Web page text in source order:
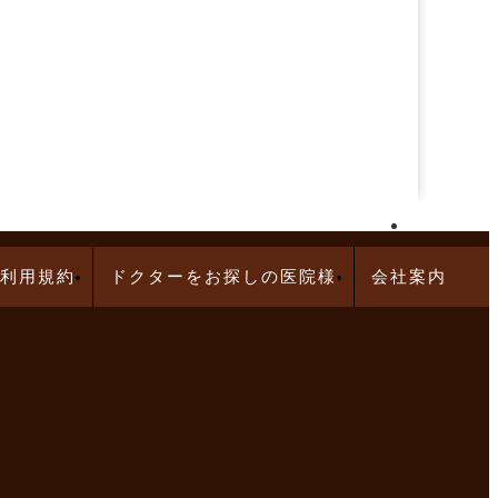
利用規約 ドクターをお探しの医院様 会社案内